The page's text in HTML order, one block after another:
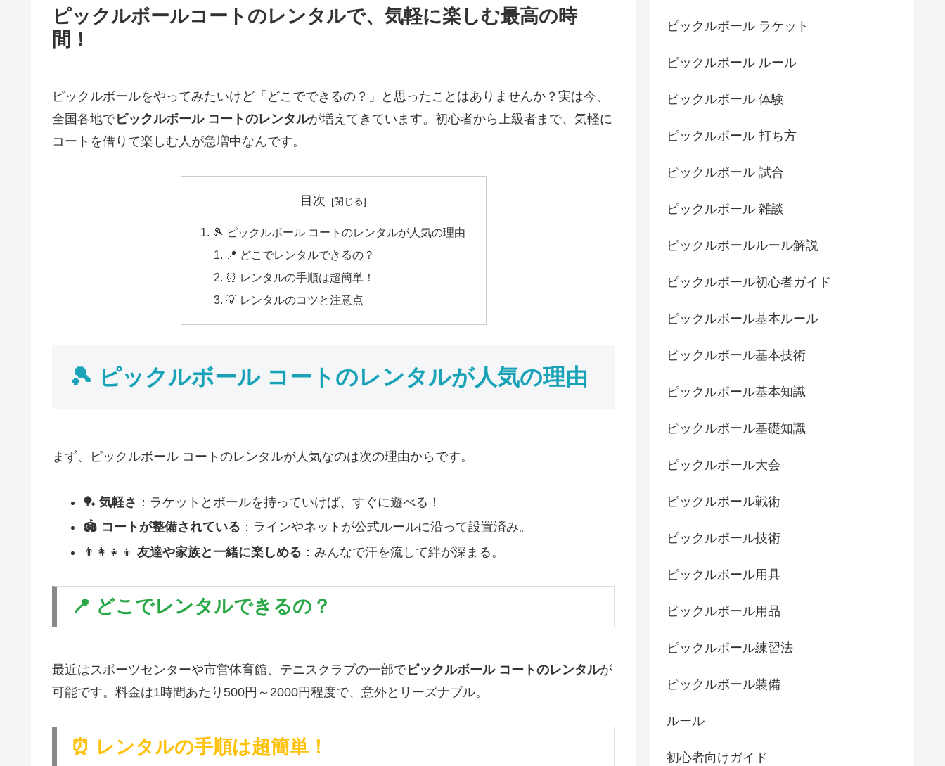
ピックルボールコートのレンタルで、気軽に楽しむ最高の時
間！
ピックルボールをやってみたいけど「どこでできるの？」と思ったことはありませんか？実は今、
全国各地でピックルボール コートのレンタルが増えてきています。初心者から上級者まで、気軽に
コートを借りて楽しむ人が急増中なんです。
目次
🎾 ピックルボール コートのレンタルが人気の理由
📍 どこでレンタルできるの？
⏰ レンタルの手順は超簡単！
💡 レンタルのコツと注意点
🎾 ピックルボール コートのレンタルが人気の理由
まず、ピックルボール コートのレンタルが人気なのは次の理由からです。
🏓 気軽さ ：ラケットとボールを持っていけば、すぐに遊べる！
🏟 コートが整備されている ：ラインやネットが公式ルールに沿って設置済み。
👨‍👩‍👧‍👦 友達や家族と一緒に楽しめる ：みんなで汗を流して絆が深まる。
📍 どこでレンタルできるの？
最近はスポーツセンターや市営体育館、テニスクラブの一部でピックルボール コートのレンタルが
可能です。料金は1時間あたり500円～2000円程度で、意外とリーズナブル。
⏰ レンタルの手順は超簡単！
ピックルボール ラケット
ピックルボール ルール
ピックルボール 体験
ピックルボール 打ち方
ピックルボール 試合
ピックルボール 雑談
ピックルボールルール解説
ピックルボール初心者ガイド
ピックルボール基本ルール
ピックルボール基本技術
ピックルボール基本知識
ピックルボール基礎知識
ピックルボール大会
ピックルボール戦術
ピックルボール技術
ピックルボール用具
ピックルボール用品
ピックルボール練習法
ピックルボール装備
ルール
初心者向けガイド